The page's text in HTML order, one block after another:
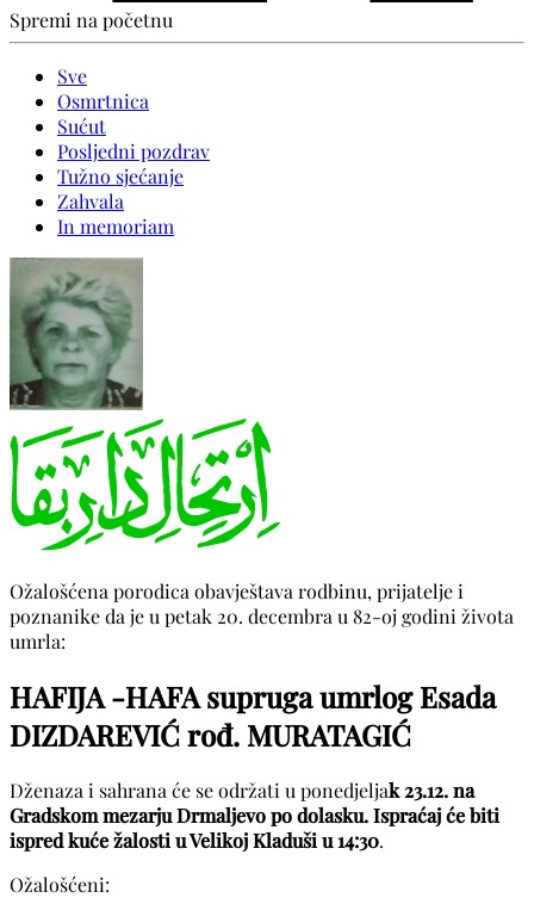
Spremi na početnu
Sve
Osmrtnica
Sućut
Posljedni pozdrav
Tužno sjećanje
Zahvala
In memoriam
Ožalošćena porodica obavještava rodbinu, prijatelje i
poznanike da je u petak 20. decembra u 82-oj godini života
umrla:
HAFIJA -HAFA supruga umrlog Esada
DIZDAREVIĆ rođ. MURATAGIĆ
Dženaza i sahrana će se održati u ponedjeljak 23.12. na
Gradskom mezarju Drmaljevo po dolasku. Ispraćaj će biti
ispred kuće žalosti u Velikoj Kladuši u 14:30.
Ožalošćeni: